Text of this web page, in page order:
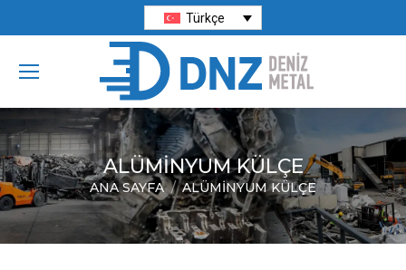
Türkçe
ALÜMINYUM KÜLÇE
You are here:
ANA SAYFA ALÜMINYUM KÜLÇE